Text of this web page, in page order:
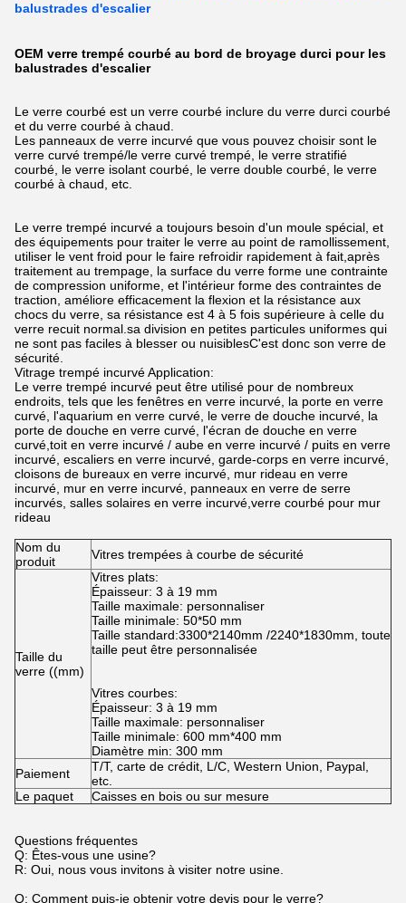
balustrades d'escalier
OEM verre trempé courbé au bord de broyage durci pour les
balustrades d'escalier
Le verre courbé est un verre courbé inclure du verre durci courbé
et du verre courbé à chaud.
Les panneaux de verre incurvé que vous pouvez choisir sont le
verre curvé trempé/le verre curvé trempé, le verre stratifié
courbé, le verre isolant courbé, le verre double courbé, le verre
courbé à chaud, etc.
Le verre trempé incurvé a toujours besoin d'un moule spécial, et
des équipements pour traiter le verre au point de ramollissement,
utiliser le vent froid pour le faire refroidir rapidement à fait,après
traitement au trempage, la surface du verre forme une contrainte
de compression uniforme, et l'intérieur forme des contraintes de
traction, améliore efficacement la flexion et la résistance aux
chocs du verre, sa résistance est 4 à 5 fois supérieure à celle du
verre recuit normal.sa division en petites particules uniformes qui
ne sont pas faciles à blesser ou nuisiblesC'est donc son verre de
sécurité.
Vitrage trempé incurvé Application:
Le verre trempé incurvé peut être utilisé pour de nombreux
endroits, tels que les fenêtres en verre incurvé, la porte en verre
curvé, l'aquarium en verre curvé, le verre de douche incurvé, la
porte de douche en verre curvé, l'écran de douche en verre
curvé,toit en verre incurvé / aube en verre incurvé / puits en verre
incurvé, escaliers en verre incurvé, garde-corps en verre incurvé,
cloisons de bureaux en verre incurvé, mur rideau en verre
incurvé, mur en verre incurvé, panneaux en verre de serre
incurvés, salles solaires en verre incurvé,verre courbé pour mur
rideau
Nom du
produit
Vitres trempées à courbe de sécurité
Taille du
verre ((mm)
Vitres plats:
Épaisseur: 3 à 19 mm
Taille maximale: personnaliser
Taille minimale: 50*50 mm
Taille standard:3300*2140mm /2240*1830mm, toute
taille peut être personnalisée
Vitres courbes:
Épaisseur: 3 à 19 mm
Taille maximale: personnaliser
Taille minimale: 600 mm*400 mm
Diamètre min: 300 mm
Paiement
T/T, carte de crédit, L/C, Western Union, Paypal,
etc.
Le paquet
Caisses en bois ou sur mesure
Questions fréquentes
Q: Êtes-vous une usine?
R: Oui, nous vous invitons à visiter notre usine.
Q: Comment puis-je obtenir votre devis pour le verre?